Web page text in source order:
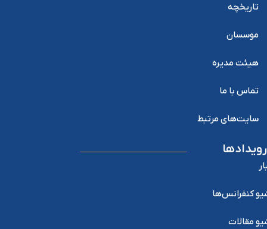
تاریخچه
موسسان
هیئت مدیره
تماس با ما
سایت‌های مرتبط
رویدادها
کنفرانس‌ها
مقالات